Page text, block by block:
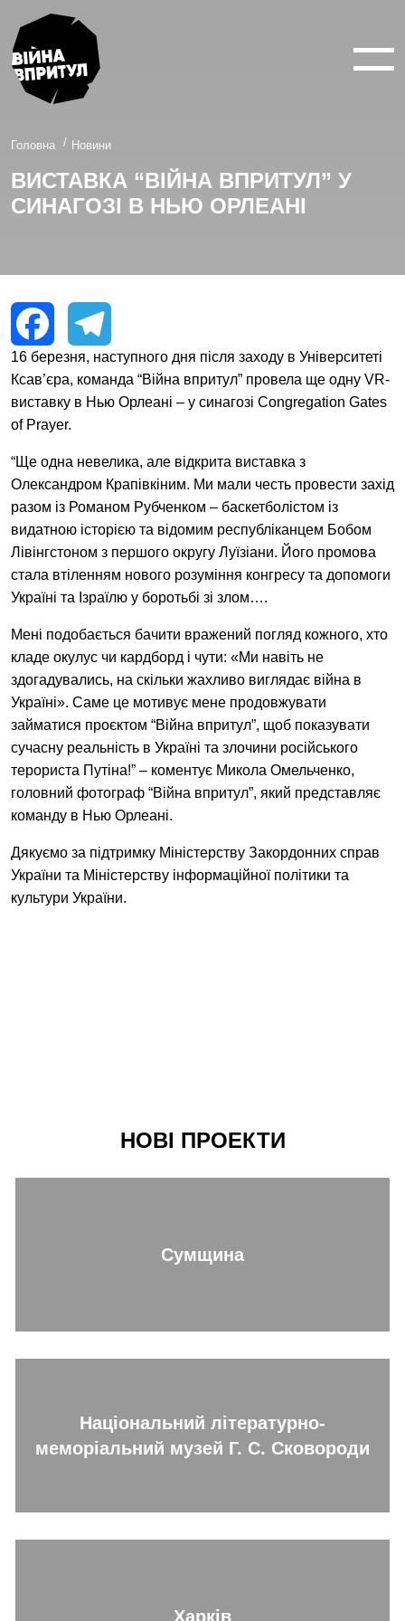
ВІЙНА У 360°
ВІЙНА В 3D
ПРО ПРОЕКТ
НОВИНИ
facebookyoutube twitter instagram
EN UA
Головна Новини
ВИСТАВКА “ВІЙНА ВПРИТУЛ” У
СИНАГОЗІ В НЬЮ ОРЛЕАНІ
FacebookTelegram
16 березня, наступного дня після заходу в Університеті
Ксав’єра, команда “Війна впритул” провела ще одну VR-
виставку в Нью Орлеані – у синагозі Congregation Gates
of Prayer.
“Ще одна невелика, але відкрита виставка з
Олександром Крапівкіним. Ми мали честь провести захід
разом із Романом Рубченком – баскетболістом із
видатною історією та відомим республіканцем Бобом
Лівінгстоном з першого округу Луїзіани. Його промова
стала втіленням нового розуміння конгресу та допомоги
Україні та Ізраїлю у боротьбі зі злом….
Мені подобається бачити вражений погляд кожного, хто
кладе окулус чи кардборд і чути: «Ми навіть не
здогадувались, на скільки жахливо виглядає війна в
Україні». Саме це мотивує мене продовжувати
займатися проєктом “Війна впритул”, щоб показувати
сучасну реальність в Україні та злочини російського
терориста Путіна!” – коментує Микола Омельченко,
головний фотограф “Війна впритул”, який представляє
команду в Нью Орлеані.
Дякуємо за підтримку Міністерству Закордонних справ
України та Міністерству інформаційної політики та
культури України.
НОВІ ПРОЕКТИ
Сумщина
Національний літературно-
меморіальний музей Г. С. Сковороди
Харків